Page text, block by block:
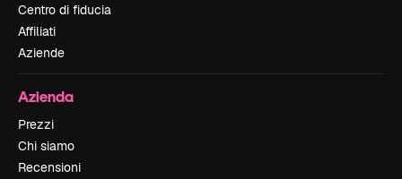
Centro di fiducia
Affiliati
Aziende
Azienda
Prezzi
Chi siamo
Recensioni